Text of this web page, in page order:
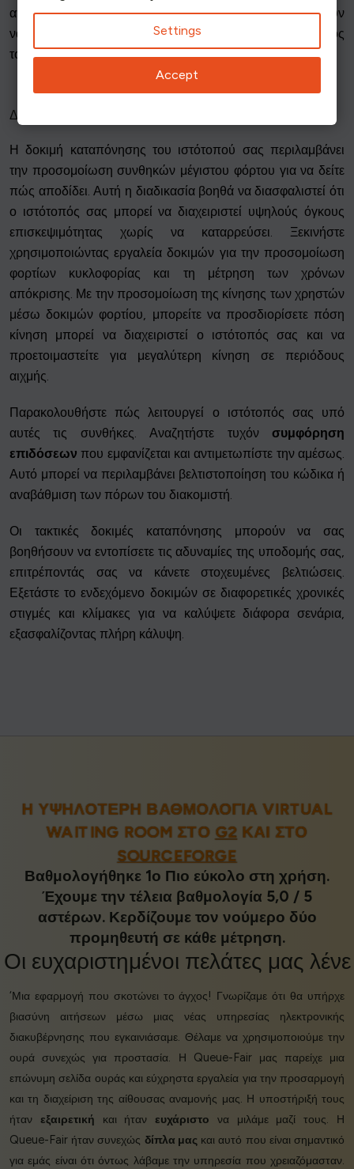
απόπειρες παραβίασης. Αυτά τα βήματα θα σας βοηθήσουν
να διατηρήσετε τον ιστότοπό σας εύρωστο και φιλικό προς
τον χρήστη.
Δοκιμές αντοχής του ιστότοπού σας
Η δοκιμή καταπόνησης του ιστότοπού σας περιλαμβάνει
την προσομοίωση συνθηκών μέγιστου φόρτου για να δείτε
πώς αποδίδει. Αυτή η διαδικασία βοηθά να διασφαλιστεί ότι
ο ιστότοπός σας μπορεί να διαχειριστεί υψηλούς όγκους
επισκεψιμότητας χωρίς να καταρρεύσει. Ξεκινήστε
χρησιμοποιώντας εργαλεία δοκιμών για την προσομοίωση
φορτίων κυκλοφορίας και τη μέτρηση των χρόνων
απόκρισης. Με την προσομοίωση της κίνησης των χρηστών
μέσω δοκιμών φορτίου, μπορείτε να προσδιορίσετε πόση
κίνηση μπορεί να διαχειριστεί ο ιστότοπός σας και να
προετοιμαστείτε για μεγαλύτερη κίνηση σε περιόδους
αιχμής.
Παρακολουθήστε πώς λειτουργεί ο ιστότοπός σας υπό
αυτές τις συνθήκες. Αναζητήστε τυχόν συμφόρηση
επιδόσεων που εμφανίζεται και αντιμετωπίστε την αμέσως.
Αυτό μπορεί να περιλαμβάνει βελτιστοποίηση του κώδικα ή
αναβάθμιση των πόρων του διακομιστή.
Οι τακτικές δοκιμές καταπόνησης μπορούν να σας
βοηθήσουν να εντοπίσετε τις αδυναμίες της υποδομής σας,
επιτρέποντάς σας να κάνετε στοχευμένες βελτιώσεις.
Εξετάστε το ενδεχόμενο δοκιμών σε διαφορετικές χρονικές
στιγμές και κλίμακες για να καλύψετε διάφορα σενάρια,
εξασφαλίζοντας πλήρη κάλυψη.
Η ΥΨΗΛΌΤΕΡΗ ΒΑΘΜΟΛΟΓΊΑ VIRTUAL
WAITING ROOM ΣΤΟ G2ΚΑΙ ΣΤΟ
SOURCEFORGE
Βαθμολογήθηκε 1ο Πιο εύκολο στη χρήση.
Έχουμε την τέλεια βαθμολογία 5,0 / 5
αστέρων. Κερδίζουμε τον νούμερο δύο
προμηθευτή σε κάθε μέτρηση.
Οι ευχαριστημένοι πελάτες μας λένε
‘Μια εφαρμογή που σκοτώνει το άγχος! Γνωρίζαμε ότι θα υπήρχε
βιασύνη αιτήσεων μέσω μιας νέας υπηρεσίας ηλεκτρονικής
διακυβέρνησης που εγκαινιάσαμε. Θέλαμε να χρησιμοποιούμε την
ουρά συνεχώς για προστασία. Η Queue-Fair μας παρείχε μια
επώνυμη σελίδα ουράς και εύχρηστα εργαλεία για την προσαρμογή
και τη διαχείριση της αίθουσας αναμονής μας. Η υποστήριξή τους
ήταν εξαιρετική και ήτανευχάριστο να μιλάμε μαζί τους. Η
Queue-Fair ήταν συνεχώς δίπλα μας και αυτό που είναι σημαντικό
για εμάς είναι ότι όντως λάβαμε την υπηρεσία που χρειαζόμασταν.
Settings
Accept